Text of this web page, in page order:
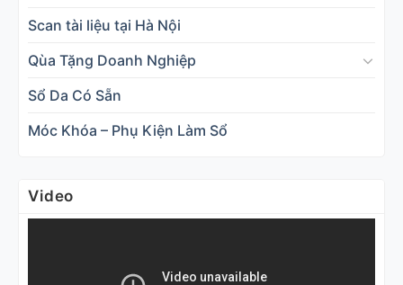
Scan tài liệu tại Hà Nội
Qùa Tặng Doanh Nghiệp
Sổ Da Có Sẵn
Móc Khóa – Phụ Kiện Làm Sổ
Video